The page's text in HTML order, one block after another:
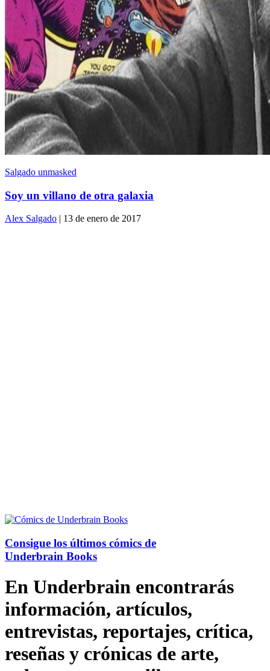
Salgado unmasked
Soy un villano de otra galaxia
Alex Salgado | 13 de enero de 2017
Consigue los últimos cómics de
Underbrain Books
En Underbrain encontrarás
información, artículos,
entrevistas, reportajes, crítica,
reseñas y crónicas de arte,